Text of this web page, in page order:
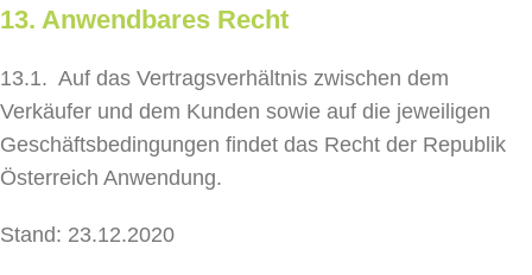
13. Anwendbares Recht
13.1. Auf das Vertragsverhältnis zwischen dem
Verkäufer und dem Kunden sowie auf die jeweiligen
Geschäftsbedingungen findet das Recht der Republik
Österreich Anwendung.
Stand: 23.12.2020